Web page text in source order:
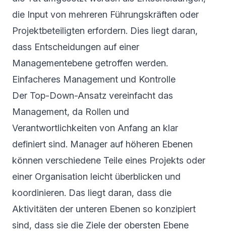
die Input von mehreren Führungskräften oder
Projektbeteiligten erfordern. Dies liegt daran,
dass Entscheidungen auf einer
Managementebene getroffen werden.
Einfacheres Management und Kontrolle
Der Top-Down-Ansatz vereinfacht das
Management, da Rollen und
Verantwortlichkeiten von Anfang an klar
definiert sind. Manager auf höheren Ebenen
können verschiedene Teile eines Projekts oder
einer Organisation leicht überblicken und
koordinieren. Das liegt daran, dass die
Aktivitäten der unteren Ebenen so konzipiert
sind, dass sie die Ziele der obersten Ebene